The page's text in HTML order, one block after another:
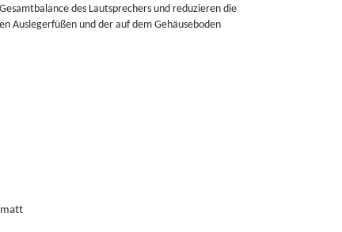
des Lautsprechers und reduzieren die
Auslegerfüßen und der auf dem Gehäuseboden